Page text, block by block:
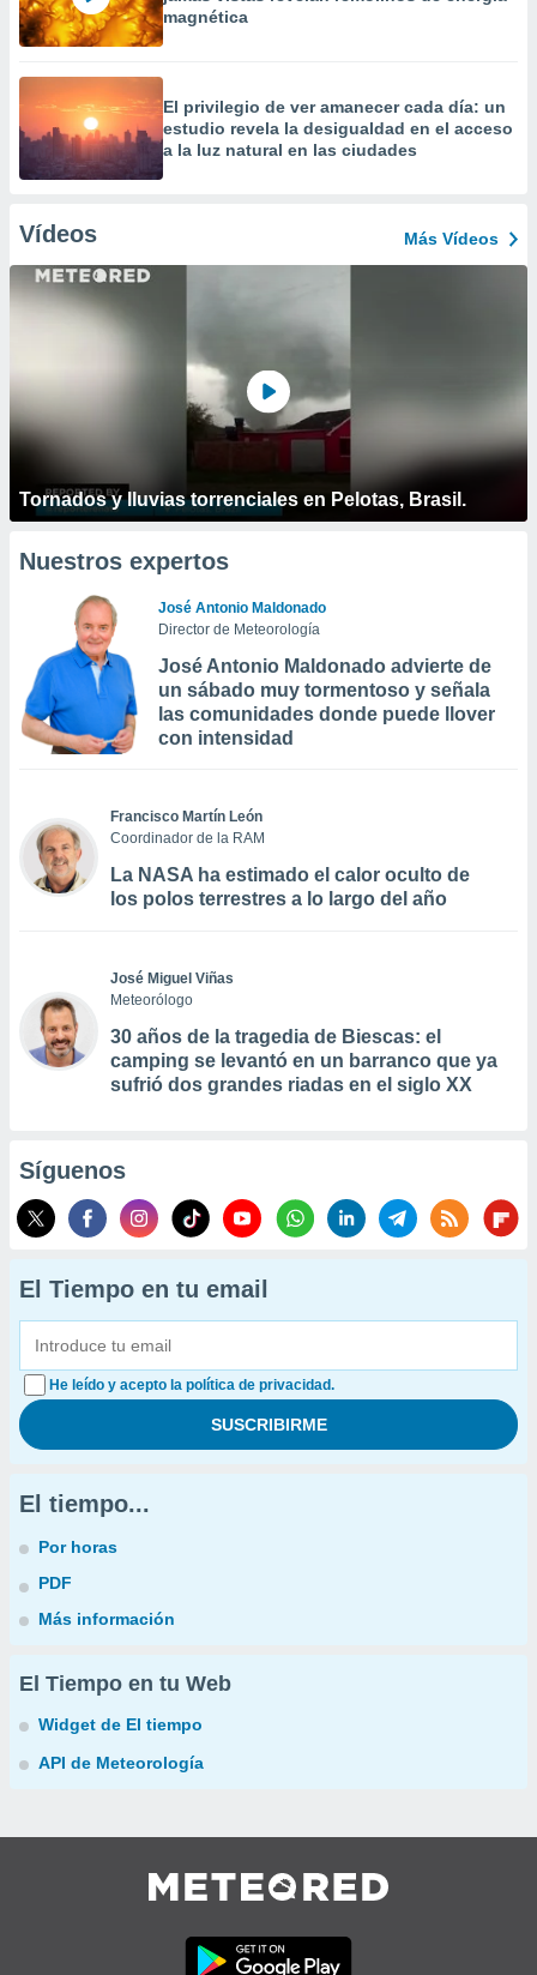
magnética
El privilegio de ver amanecer cada día: un
estudio revela la desigualdad en el acceso
a la luz natural en las ciudades
Vídeos Más Vídeos
Tornados y lluvias torrenciales en Pelotas, Brasil.
Nuestros expertos
José Antonio Maldonado
Director de Meteorología
José Antonio Maldonado advierte de
un sábado muy tormentoso y señala
las comunidades donde puede llover
con intensidad
Francisco Martín León
Coordinador de la RAM
La NASA ha estimado el calor oculto de
los polos terrestres a lo largo del año
José Miguel Viñas
Meteorólogo
30 años de la tragedia de Biescas: el
camping se levantó en un barranco que ya
sufrió dos grandes riadas en el siglo XX
Síguenos
El Tiempo en tu email
He leído y acepto la política de privacidad.
El tiempo...
Por horas
PDF
Más información
El Tiempo en tu Web
Widget de El tiempo
API de Meteorología